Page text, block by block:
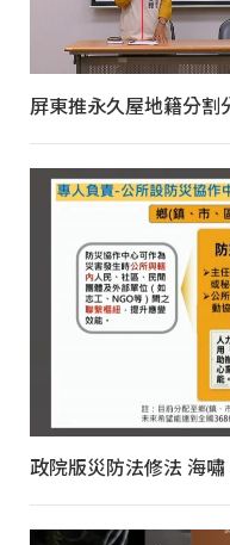
屏東推永久屋地籍分割
政院版災防法修法 海